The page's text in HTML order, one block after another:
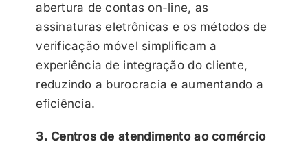
abertura de contas on-line, as
assinaturas eletrônicas e os métodos de
verificação móvel simplificam a
experiência de integração do cliente,
reduzindo a burocracia e aumentando a
eficiência.
3. Centros de atendimento ao comércio